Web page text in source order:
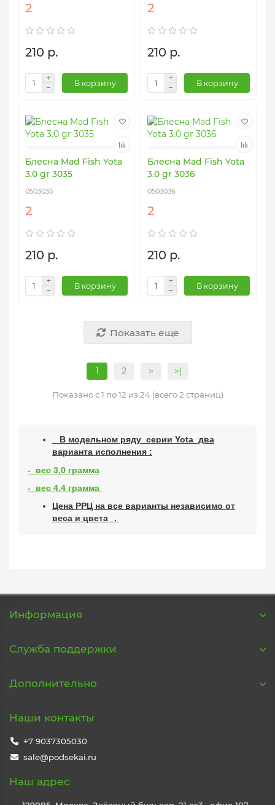
2
210 р.
В корзину
2
210 р.
В корзину
Блесна Mad Fish Yota
3.0 gr 3035
0503035
2
210 р.
В корзину
Блесна Mad Fish Yota
3.0 gr 3036
0503036
2
210 р.
В корзину
Показать еще
1 2 > >|
Показано с 1 по 12 из 24 (всего 2 страниц)
В модельном ряду серии Yota два
варианта исполнения :
- вес 3.0 грамма
- вес 4.4 грамма
Цена РРЦ на все варианты независимо от
веса и цвета .
Информация
Служба поддержки
Дополнительно
Наши контакты
+7 9037305030
sale@podsekai.ru
Наш адрес